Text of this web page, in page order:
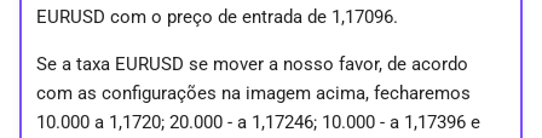
EURUSD com o preço de entrada de 1,17096.
Se a taxa EURUSD se mover a nosso favor, de acordo
com as configurações na imagem acima, fecharemos
10.000 a 1,1720; 20.000 - a 1,17246; 10.000 - a 1,17396 e